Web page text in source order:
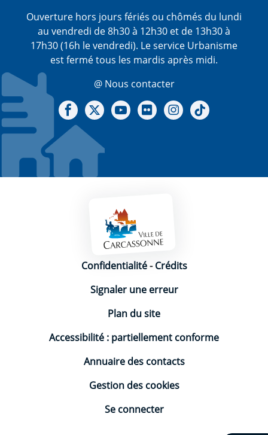
Ouverture hors jours fériés ou chômés du lundi
au vendredi de 8h30 à 12h30 et de 13h30 à
17h30 (16h le vendredi). Le service Urbanisme
est fermé tous les mardis après midi.
@ Nous contacter
Notre Facebook
Notre X - (twitter)
Notre chaine Youtube
Notre Gallerie sur Flickr
Notre Instagram
Mentions légales
Confidentialité-Crédits
Signaler une erreur
Plan du site
Accessibilité : partiellement conforme
Annuaire des contacts
Gestion des cookies
Se connecter